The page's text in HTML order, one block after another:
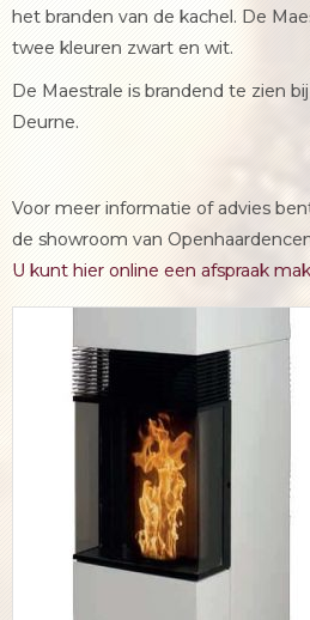
het branden van de kachel. De
twee kleuren zwart en wit.
De Maestrale is brandend te zien
Deurne.
Voor meer informatie of advies
de showroom van
U kunt hier online een afspraak